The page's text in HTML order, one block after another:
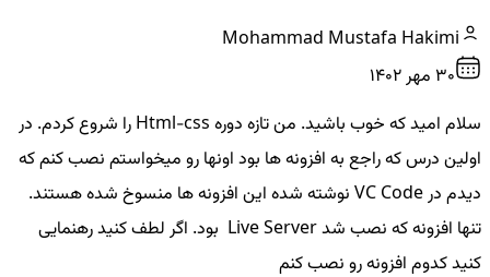
Mohammad Mustafa Hakimi
30 مهر ۱۴۰۲
سلام امید که خوب باشید. من تازه دوره Html-css را شروع کردم. در
اولین درس که راجع به افزونه ها بود اونها رو میخواستم نصب کنم که
دیدم در VC Code نوشته شده این افزونه ها منسوخ شده هستند.
تنها افزونه که نصب شد Live Server بود. اگر لطف کنید رهنمایی
کنید کدوم افزونه رو نصب کنم